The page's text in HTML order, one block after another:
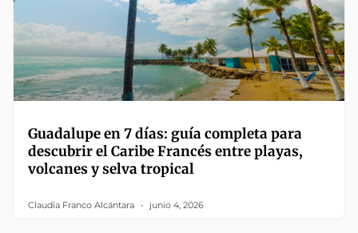
Guadalupe en 7 días: guía completa para
descubrir el Caribe Francés entre playas,
volcanes y selva tropical
Claudia Franco Alcántara junio 4, 2026